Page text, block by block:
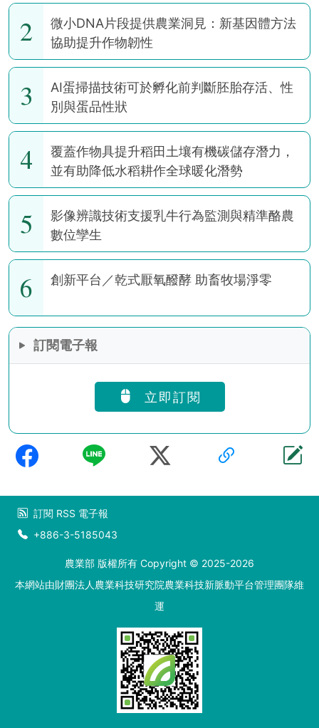
2
微小DNA片段提供農業洞見：新基因體方法
協助提升作物韌性
3
AI蛋掃描技術可於孵化前判斷胚胎存活、性
別與蛋品性狀
4
覆蓋作物具提升稻田土壤有機碳儲存潛力，
並有助降低水稻耕作全球暖化潛勢
5
影像辨識技術支援乳牛行為監測與精準酪農
數位孿生
6 創新平台／乾式厭氧醱酵 助畜牧場淨零
訂閱電子報
立即訂閱
訂閱 RSS 電子報
+886-3-5185043
農業部 版權所有 Copyright © 2025-2026
本網站由財團法人農業科技研究院農業科技新脈動平台管理團隊維
運